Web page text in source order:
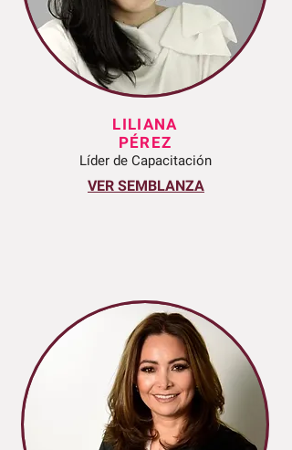
LILIANA
PÉREZ
Líder de Capacitación
VER SEMBLANZA